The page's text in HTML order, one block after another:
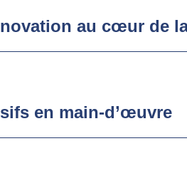
au cœur de
en main-d’œuvre